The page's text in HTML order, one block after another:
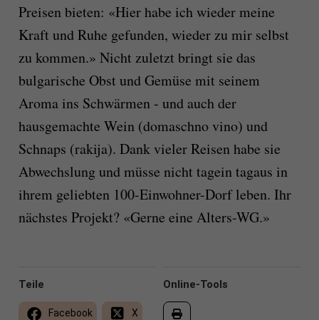
Preisen bieten: «Hier habe ich wieder meine
Kraft und Ruhe gefunden, wieder zu mir selbst
zu kommen.» Nicht zuletzt bringt sie das
bulgarische Obst und Gemüse mit seinem
Aroma ins Schwärmen - und auch der
hausgemachte Wein (domaschno vino) und
Schnaps (rakija). Dank vieler Reisen habe sie
Abwechslung und müsse nicht tagein tagaus in
ihrem geliebten 100-Einwohner-Dorf leben. Ihr
nächstes Projekt? «Gerne eine Alters-WG.»
Online-Tools
Teile
Facebook X